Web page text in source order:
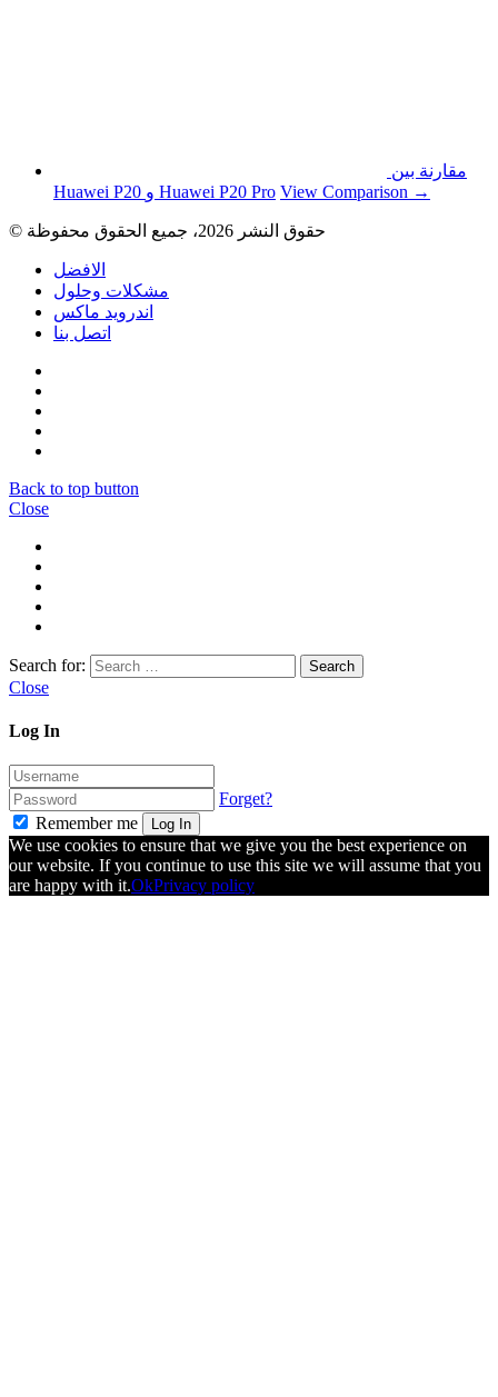
مقارنة بين
Huawei P20 و Huawei P20 Pro View Comparison →
الافضل
مشكلات وحلول
اندرويد ماكس
اتصل بنا
Back to top button
Close
Search for:
Close
Log In
Forget?
Remember me
Log In
We use cookies to ensure that we give you the best experience on
our website. If you continue to use this site we will assume that you
are happy with it.OkPrivacy policy